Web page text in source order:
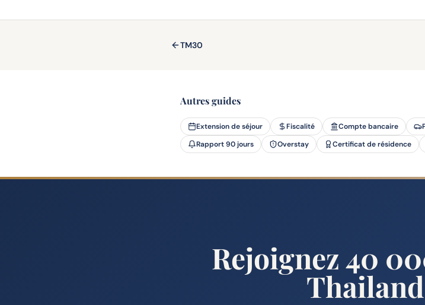
TM30
Autres guides
Extension de séjour Fiscalité Compte bancaire
Rapport 90 jours
Overstay Certificat de résidence
Rejoignez 40